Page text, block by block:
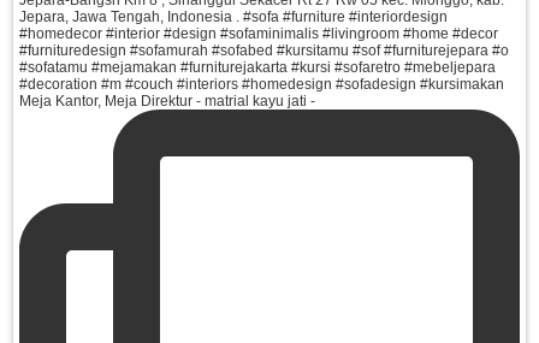
Meja Kantor, Meja Direktur - matrial kayu jati -